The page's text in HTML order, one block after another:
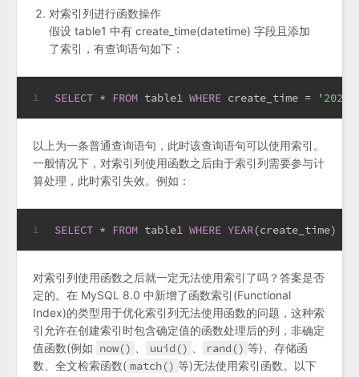
对索引列进行函数操作
假设 table1 中有 create_time(datetime) 字段且添加
了索引，有查询语句如下：
1 SELECT * FROM table1 WHERE create_time =
以上为一条普通查询语句，此时该查询语句可以使用索引。
一般情况下，对索引列使用函数之后由于索引列需要参与计
算处理，此时索引失效。例如：
1 SELECT * FROM table1 WHERE YEAR(create_time)
对索引列使用函数之后就一定无法使用索引了吗？答案是否
定的。在 MySQL 8.0 中新增了函数索引(Functional
Index)的类型用于优化索引列无法使用函数的问题，这种索
引允许在创建索引时包含确定值的函数处理后的列，非确定
值函数(例如 now() uuid() rand() 等)、存储函
数、全文检索函数( match() 等)无法使用索引函数。以下